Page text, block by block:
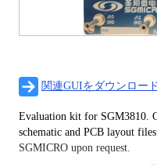
関連GUIをダウンロード
Evaluation kit for SGM3810.
schematic and PCB layout
SGMICRO upon request.